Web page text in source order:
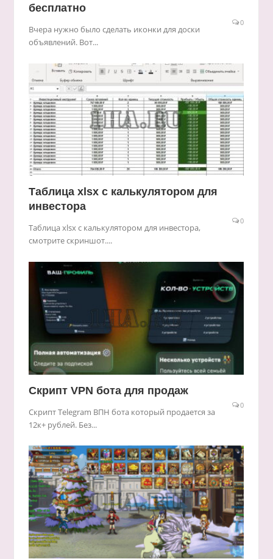
бесплатно
0
Вчера нужно было сделать иконки для доски
объявлений. Вот...
Таблица xlsx с калькулятором для
инвестора
0
Таблица xlsx с калькулятором для инвестора,
смотрите скриншот....
Скрипт VPN бота для продаж
0
Скрипт Telegram ВПН бота который продается за
12к+ рублей. Без...